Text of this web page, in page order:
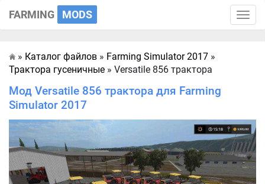
Toggle
FARMING MODS
Главная
» Каталог файлов » Farming Simulator 2017 »
Трактора гусеничные » Versatile 856 трактора
Мод Versatile 856 трактора для Farming
Simulator 2017